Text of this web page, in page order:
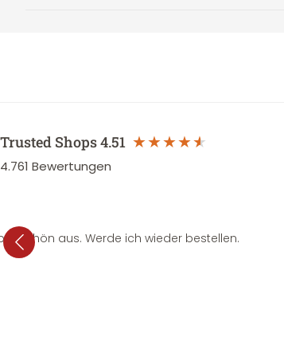
Trusted Shops4.51
4.761 Bewertungen
schön aus. Werde ich wieder bestellen.